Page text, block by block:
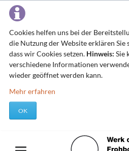
Cookies helfen uns bei der
die Nutzung der Website erklären Sie
dass wir Cookies setzen. Hinweis: Sie
verschiedene Informationen
wieder geöffnet werden kann.
Mehr erfahren
OK